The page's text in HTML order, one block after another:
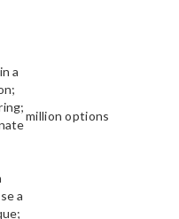
a
a
million options